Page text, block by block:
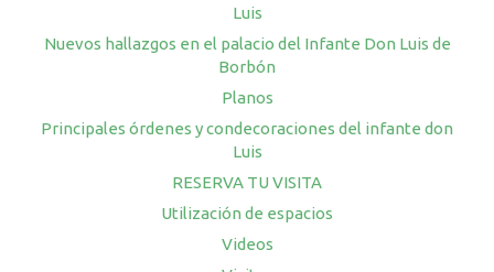
Luis
Nuevos hallazgos en el palacio del Infante Don Luis de
Borbón
Planos
Principales órdenes y condecoraciones del infante don
Luis
RESERVA TU VISITA
Utilización de espacios
Videos